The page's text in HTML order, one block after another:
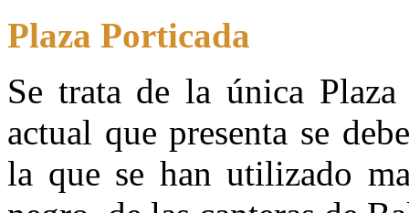
Plaza Porticada
Se trata de la única
actual que presenta se
la que se han utilizado